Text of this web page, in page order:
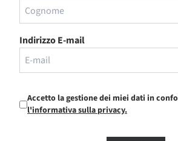
Indirizzo E-mail
Accetto la gestione dei miei dati in
l'informativa sulla privacy.